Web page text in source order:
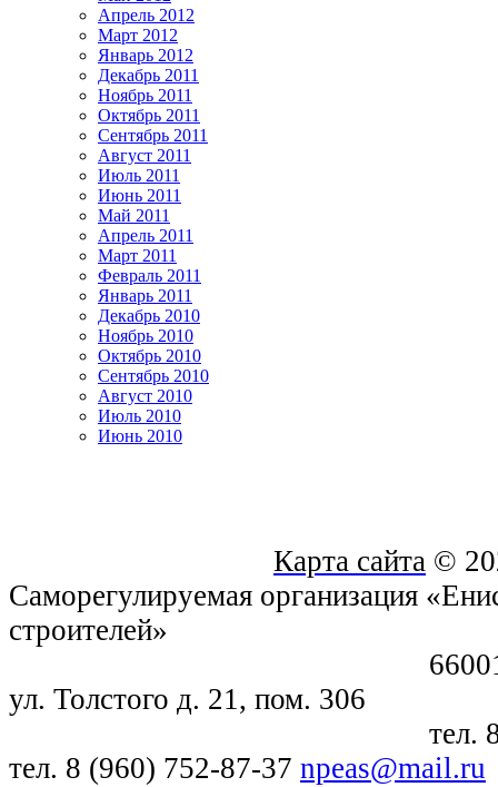
Апрель 2012
Март 2012
Январь 2012
Декабрь 2011
Ноябрь 2011
Октябрь 2011
Сентябрь 2011
Август 2011
Июль 2011
Июнь 2011
Май 2011
Апрель 2011
Март 2011
Февраль 2011
Январь 2011
Декабрь 2010
Ноябрь 2010
Октябрь 2010
Сентябрь 2010
Август 2010
Июль 2010
Июнь 2010
Карта сайта ©
Саморегулируемая организация
строителей»
660018, г.
ул. Толстого д. 21, пом. 306
тел. 8 (391)
тел. 8 (960) 752-87-37 npeas@mail.ru